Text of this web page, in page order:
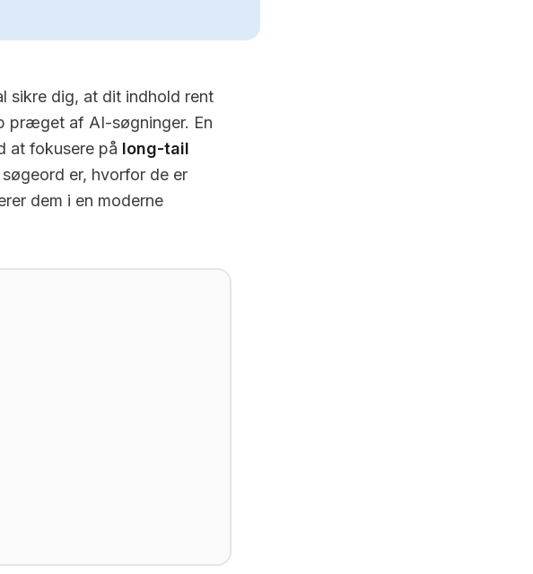
sikre dig, at dit indhold rent
præget af AI-søgninger. En
at fokusere på long-tail
er, hvorfor de er
dem i en moderne